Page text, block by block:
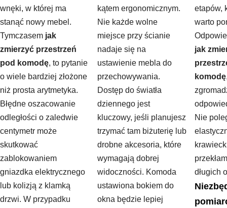
wnęki, w której ma
stanąć nowy mebel.
Tymczasem jak
zmierzyć przestrzeń
pod komodę, to pytanie
o wiele bardziej złożone
niż prosta arytmetyka.
Błędne oszacowanie
odległości o zaledwie
centymetr może
skutkować
zablokowaniem
gniazdka elektrycznego
lub kolizją z klamką
drzwi. W przypadku
kątem ergonomicznym.
Nie każde wolne
miejsce przy ścianie
nadaje się na
ustawienie mebla do
przechowywania.
Dostęp do światła
dziennego jest
kluczowy, jeśli planujesz
trzymać tam biżuterię lub
drobne akcesoria, które
wymagają dobrej
widoczności. Komoda
ustawiona bokiem do
okna będzie lepiej
etapów,
warto
jak
komodę
Nie
długich